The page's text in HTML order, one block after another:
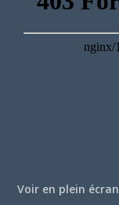
Voir en plein écran